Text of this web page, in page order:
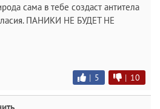
сама в тебе создаст антитела
ПАНИКИ НЕ БУДЕТ НЕ
| 5 | 10